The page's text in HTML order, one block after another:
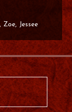
Zoe Jessee